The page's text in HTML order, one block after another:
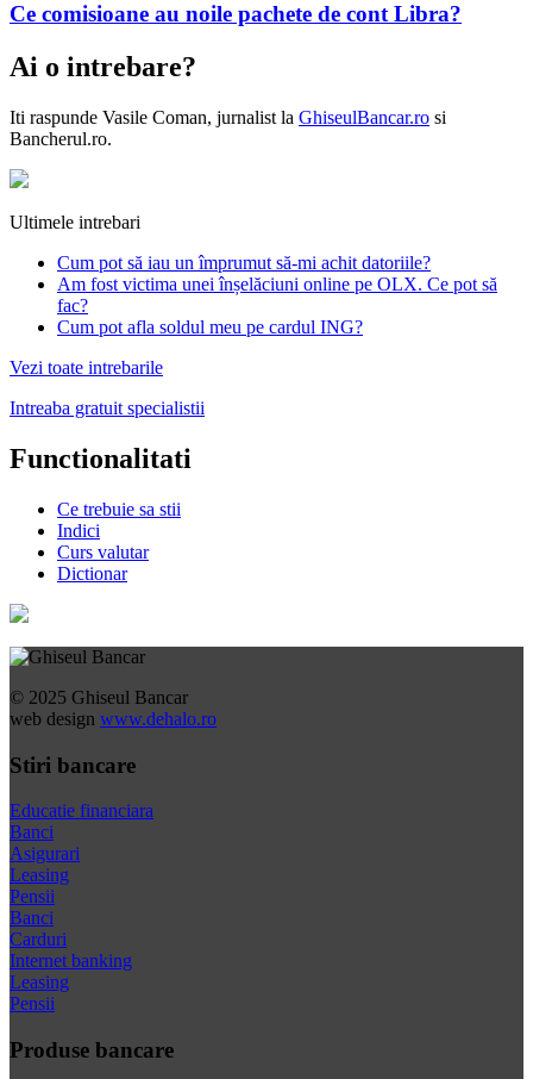
Ce comisioane au noile pachete de cont Libra?
Ai o intrebare?
Iti raspunde Vasile Coman, jurnalist la GhiseulBancar.ro si
Bancherul.ro.
Ultimele intrebari
Cum pot să iau un împrumut să-mi achit datoriile?
Am fost victima unei înșelăciuni online pe OLX. Ce pot să
fac?
Cum pot afla soldul meu pe cardul ING?
Vezi toate intrebarile
Intreaba gratuit specialistii
Functionalitati
Ce trebuie sa stii
Indici
Curs valutar
Dictionar
© 2025 Ghiseul Bancar
web design www.dehalo.ro
Stiri bancare
Educatie financiara
Banci
Asigurari
Leasing
Pensii
Banci
Carduri
Internet banking
Leasing
Pensii
Produse bancare